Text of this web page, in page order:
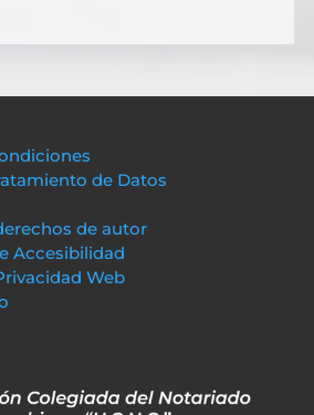
de Datos
de autor
Accesibilidad
Web